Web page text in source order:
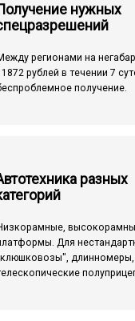
нужных
регионами на
рублей в течении 7
получение.
разных
Для
длинномеры,